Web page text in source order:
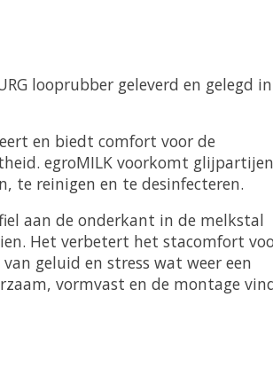
looprubber geleverd en gelegd
en biedt comfort voor de
egroMILK voorkomt glijpartijen
te reinigen en te desinfecteren.
aan de onderkant in de melkstal
Het verbetert het stacomfort
geluid en stress wat weer een
vormvast en de montage